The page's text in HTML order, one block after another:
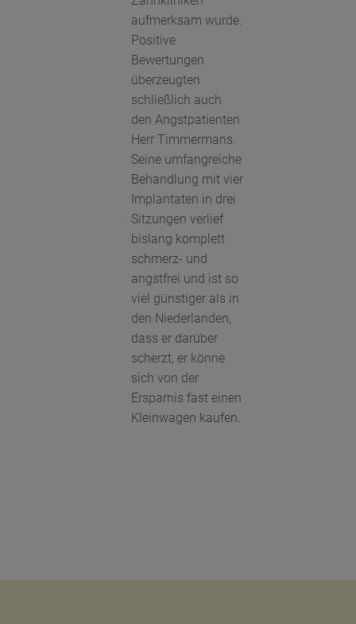
aufmerksam wurde.
Positive
Bewertungen
überzeugten
schließlich auch
den Angstpatienten
Herr Timmermans.
Seine umfangreiche
Behandlung mit vier
Implantaten in drei
Sitzungen verlief
bislang komplett
schmerz- und
angstfrei und ist so
viel günstiger als in
den Niederlanden,
dass er darüber
scherzt, er könne
sich von der
Ersparnis fast einen
Kleinwagen kaufen.